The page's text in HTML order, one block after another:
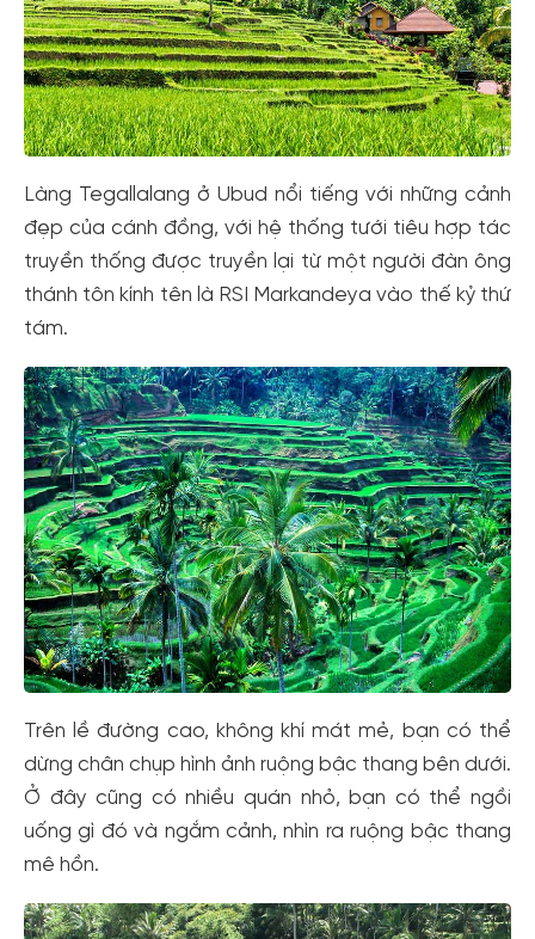
Làng Tegallalang ở Ubud nổi tiếng với những cảnh
đẹp của cánh đồng, với hệ thống tưới tiêu hợp tác
truyền thống được truyền lại từ một người đàn ông
thánh tôn kính tên là RSI Markandeya vào thế kỷ thứ
tám.
Trên lề đường cao, không khí mát mẻ, bạn có thể
dừng chân chụp hình ảnh ruộng bậc thang bên dưới.
Ở đây cũng có nhiều quán nhỏ, bạn có thể ngồi
uống gì đó và ngắm cảnh, nhìn ra ruộng bậc thang
mê hồn.